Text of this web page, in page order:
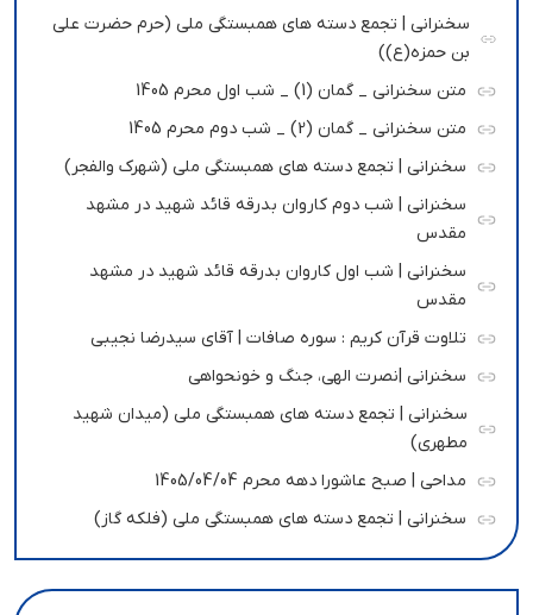
سخنرانی | تجمع دسته های همبستگی ملی (حرم حضرت علی
بن حمزه(ع))
متن سخنرانی _ گمان (1) _ شب اول محرم 1405
متن سخنرانی _ گمان (2) _ شب دوم محرم 1405
سخنرانی | تجمع دسته های همبستگی ملی (شهرک والفجر)
سخنرانی | شب دوم کاروان بدرقه قائد شهید در مشهد
مقدس
سخنرانی | شب اول کاروان بدرقه قائد شهید در مشهد
مقدس
تلاوت قرآن کریم : سوره صافات | آقای سیدرضا نجیبی
سخنرانی |نصرت الهی، جنگ و خونحواهی
سخنرانی | تجمع دسته های همبستگی ملی (میدان شهید
مطهری)
مداحی | صبح عاشورا دهه محرم 1405/04/04
سخنرانی | تجمع دسته های همبستگی ملی (فلکه گاز)